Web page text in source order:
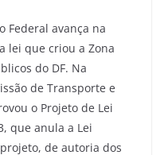
Federal avança na
lei que criou a Zona
do DF. Na
de Transporte e
o Projeto de Lei
que anula a Lei
de autoria dos